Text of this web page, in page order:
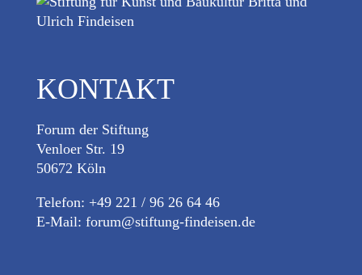
KONTAKT
Forum der Stiftung
Venloer Str. 19
50672 Köln
Telefon: +49 221 / 96 26 64 46
E-Mail: forum@stiftung-findeisen.de